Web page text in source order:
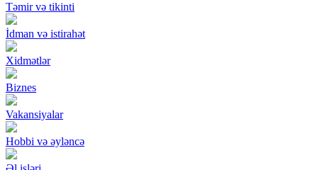
Təmir və tikinti
İdman və istirahət
Xidmətlər
Biznes
Vakansiyalar
Hobbi və əyləncə